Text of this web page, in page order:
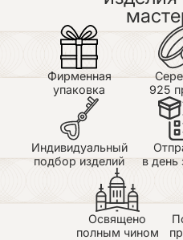
Виктория
30.06.2026
Достоинства:
качество,превосходная
восторг!!!! Благодарю
мастеров,лично
браслет.Желаю всему
успехов,процветания и
кропотливой работе!!!С
наилучшими
Фирменная
упаковка
925
Индивидуальный
подбор изделий
в день
Освящено
полным чином